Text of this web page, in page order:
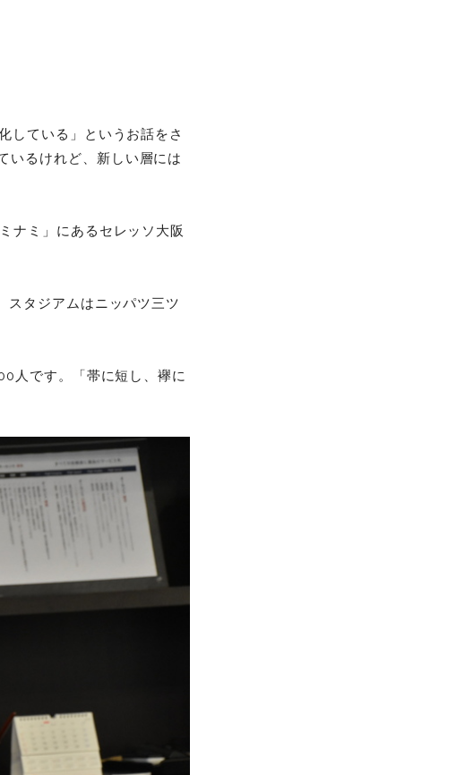
している」というお話をさ
いるけれど、新しい層には
ナミ」にあるセレッソ大阪
スタジアムはニッパツ三ツ
人です。「帯に短し、襷に